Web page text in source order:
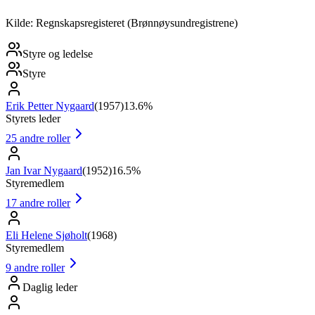
Kilde: Regnskapsregisteret (Brønnøysundregistrene)
Styre og ledelse
Styre
Erik Petter Nygaard(1957)13.6%
Styrets leder
25 andre roller
Jan Ivar Nygaard(1952)16.5%
Styremedlem
17 andre roller
Eli Helene Sjøholt(1968)
Styremedlem
9 andre roller
Daglig leder